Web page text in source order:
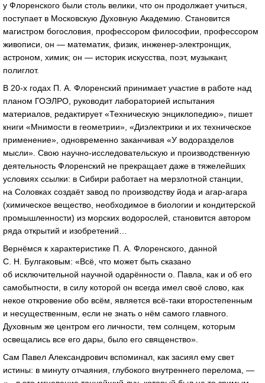
у Флоренского были столь велики, что он продолжает учиться,
поступает в Московскую Духовную Академию. Становится
магистром богословия, профессором философии, профессором
живописи, он — математик, физик, инженер-электронщик,
астроном, химик; он — историк искусства, поэт, музыкант,
полиглот.
В 20-х годах П. А. Флоренский принимает участие в работе над
планом ГОЭЛРО, руководит лабораторией испытания
материалов, редактирует «Техническую энциклопедию», пишет
книги «Мнимости в геометрии», «Диэлектрики и их техническое
применение», одновременно заканчивая «У водоразделов
мысли». Свою научно-исследовательскую и производственную
деятельность Флоренский не прекращает даже в тяжелейших
условиях ссылки: в Сибири работает на мерзлотной станции,
на Соловках создаёт завод по производству йода и агар-агара
(химическое вещество, необходимое в биологии и кондитерской
промышленности) из морских водорослей, становится автором
ряда открытий и изобретений…
Вернёмся к характеристике П. А. Флоренского , данной
С. Н. Булгаковым: «Всё, что может быть сказано
об исключительной научной одарённости о. Павла, как и об его
самобытности, в силу которой он всегда имел своё слово, как
некое откровение обо всём, является всё-таки второстепенным
и несущественным, если не знать о нём самого главного.
Духовным же центром его личности, тем солнцем, которым
освещались все его дары, было его священство».
Сам Павел Александрович вспоминал, как засиял ему свет
истины: в минуту отчаяния, глубокого внутреннего перелома, —